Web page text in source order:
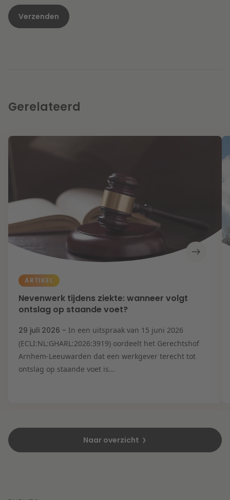
Gerelateerd
ARTIKEL
Nevenwerk tijdens ziekte: wanneer volgt
ontslag op staande voet?
29 juli 2026 - In een uitspraak van 15 juni 2026
(ECLI:NL:GHARL:2026:3919) oordeelt het Gerechtshof
Arnhem-Leeuwarden dat een werkgever terecht tot
ontslag op staande voet is...
Naar overzicht